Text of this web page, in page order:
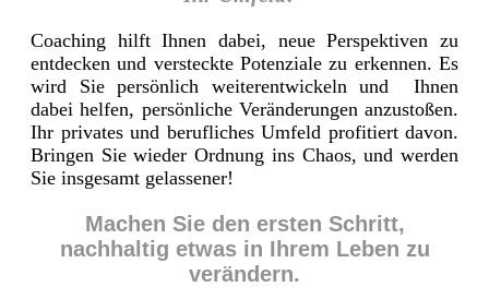
Coaching hilft Ihnen dabei, neue Perspektiven zu
entdecken und versteckte Potenziale zu erkennen. Es
wird Sie persönlich weiterentwickeln und Ihnen
dabei helfen, persönliche Veränderungen anzustoßen.
Ihr privates und berufliches Umfeld profitiert davon.
Bringen Sie wieder Ordnung ins Chaos, und werden
Sie insgesamt gelassener!
Machen Sie den ersten Schritt,
nachhaltig etwas in Ihrem Leben zu
verändern.